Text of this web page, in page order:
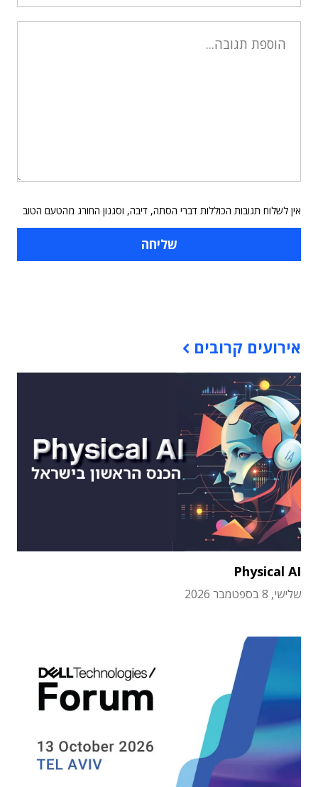
אין לשלוח תגובות הכוללות דברי הסתה, דיבה, וסגנון החורג מהטעם הטוב
אירועים קרובים
Physical AI
שלישי, 8 בספטמבר 2026